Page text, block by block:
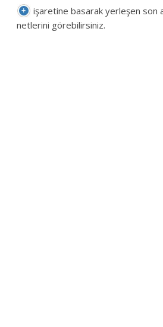
işaretine basarak yerleşen son
netlerini görebilirsiniz.